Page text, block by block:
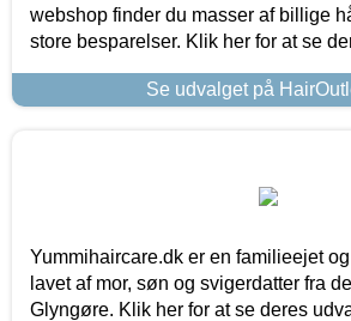
webshop finder du masser af billige
store besparelser. Klik her for at se
Se udvalget på
Yummihaircare.dk er en familieejet
lavet af mor, søn og svigerdatter fra
Glyngøre. Klik her for at se deres